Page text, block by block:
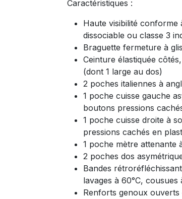
Caractéristiques :
Haute visibilité conforme
dissociable ou classe 3
Braguette fermeture à
Ceinture élastiquée
(dont 1 large au dos)
2 poches italiennes à
1 poche cuisse gauche
boutons pressions
1 poche cuisse droite à
pressions cachés en
1 poche mètre attenante
2 poches dos
Bandes
lavages à 60°C,
Renforts genoux